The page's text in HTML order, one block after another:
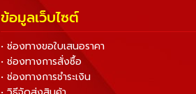
ข้อมูลเว็บไซต์
• ช่องทางขอใบเสนอราคา
• ช่องทางการสั่งซื้อ
• ช่องทางการชำระเงิน